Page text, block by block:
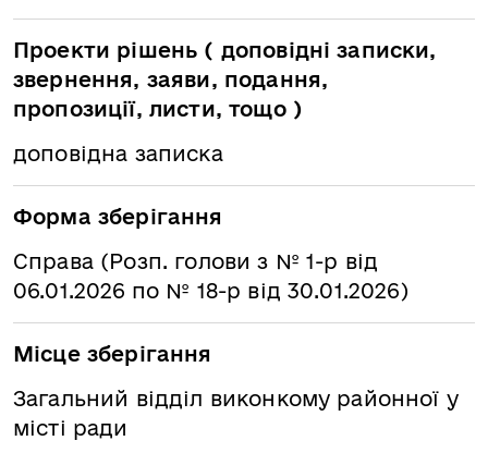
Проекти рішень ( доповідні записки,
звернення, заяви, подання,
пропозиції, листи, тощо )
доповідна записка
Форма зберігання
Справа (Розп. голови з № 1-р від
06.01.2026 по № 18-р від 30.01.2026)
Місце зберігання
Загальний відділ виконкому районної у
місті ради